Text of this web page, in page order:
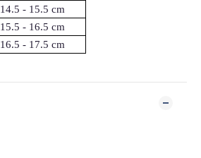
14.5 - 15.5 cm
15.5 - 16.5 cm
16.5 - 17.5 cm